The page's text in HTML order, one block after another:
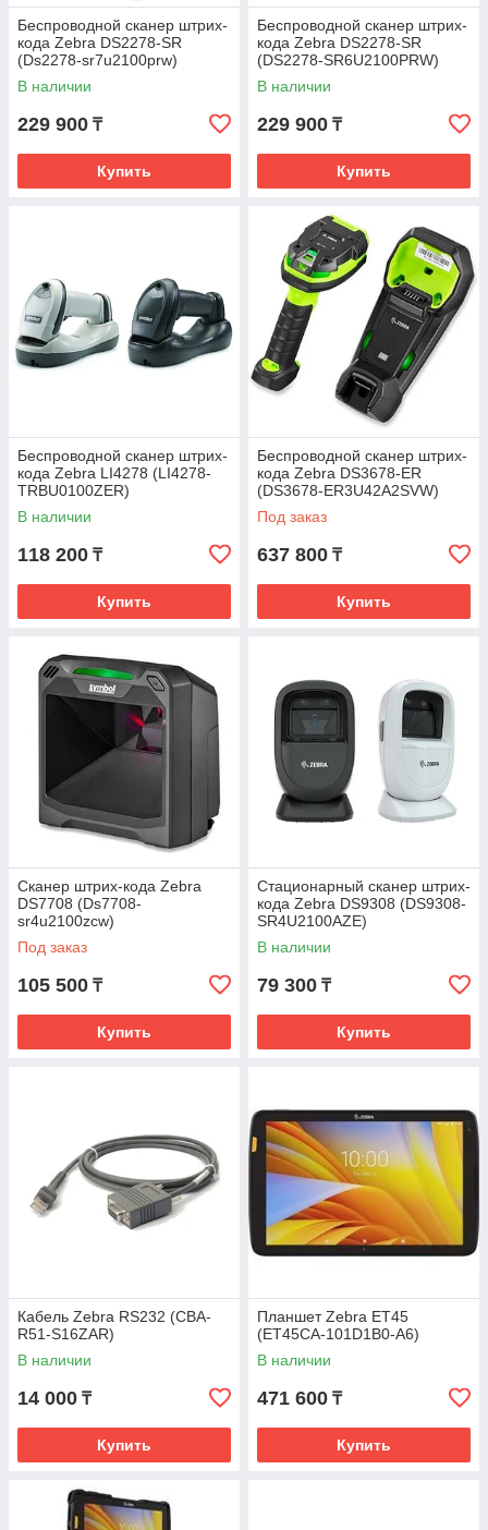
Беспроводной сканер штрих-
кода Zebra DS2278-SR
(Ds2278-sr7u2100prw)
В наличии
229 900 ₸
Купить
Беспроводной сканер штрих-
кода Zebra DS2278-SR
(DS2278-SR6U2100PRW)
В наличии
229 900 ₸
Купить
Беспроводной сканер штрих-
кода Zebra LI4278 (LI4278-
TRBU0100ZER)
В наличии
118 200 ₸
Купить
Беспроводной сканер штрих-
кода Zebra DS3678-ER
(DS3678-ER3U42A2SVW)
Под заказ
637 800 ₸
Купить
Сканер штрих-кода Zebra
DS7708 (Ds7708-
sr4u2100zcw)
Под заказ
105 500 ₸
Купить
Стационарный сканер штрих-
кода Zebra DS9308 (DS9308-
SR4U2100AZE)
В наличии
79 300 ₸
Купить
Кабель Zebra RS232 (CBA-
R51-S16ZAR)
В наличии
14 000 ₸
Купить
Планшет Zebra ET45
(ET45CA-101D1B0-A6)
В наличии
471 600 ₸
Купить